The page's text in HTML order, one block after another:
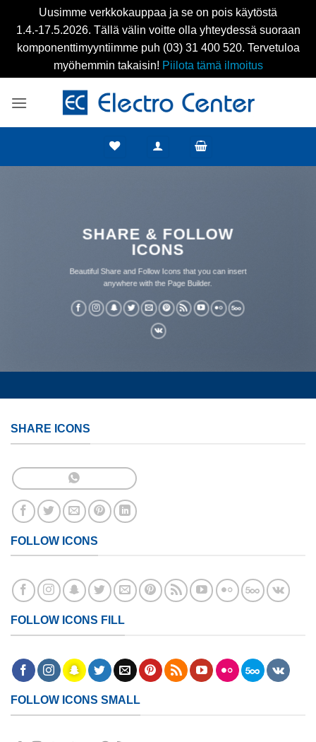
Uusimme verkkokauppaa ja se on pois käytöstä
1.4.-17.5.2026. Tällä välin voitte olla yhteydessä suoraan
komponenttimyyntiimme puh (03) 31 400 520. Tervetuloa
myöhemmin takaisin! Piilota tämä ilmoitus
SHARE & FOLLOW
ICONS
Beautiful Share and Follow Icons that you can insert
anywhere with the Page Builder.
SHARE ICONS
FOLLOW ICONS
FOLLOW ICONS FILL
FOLLOW ICONS SMALL